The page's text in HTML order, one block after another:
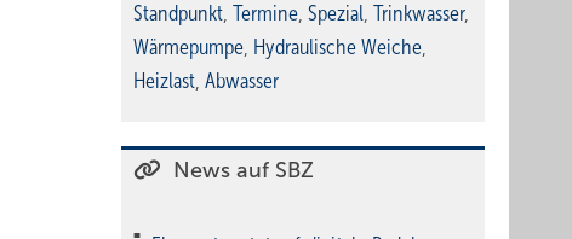
Standpunkt, Termine, Spezial, Trinkwasser,
Wärmepumpe, Hydraulische Weiche,
Heizlast, Abwasser
News auf SBZ